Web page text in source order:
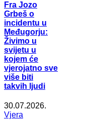
Fra Jozo
Grbeš o
incidentu u
Međugorju:
Živimo u
svijetu u
kojem će
vjerojatno sve
više biti
takvih ljudi
30.07.2026.
Vjera